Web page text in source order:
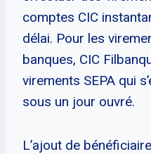
comptes CIC
délai. Pour les
banques, CIC
virements SEPA qui
sous un jour ouvré.
L’ajout de